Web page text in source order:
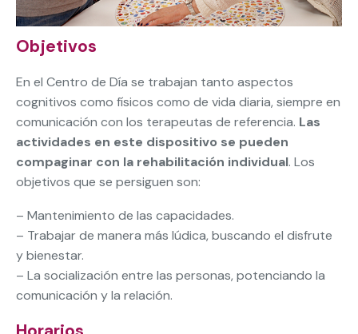
Objetivos
En el Centro de Día se trabajan tanto aspectos
cognitivos como físicos como de vida diaria, siempre en
comunicación con los terapeutas de referencia. Las
actividades en este dispositivo se pueden
compaginar con la rehabilitación individual. Los
objetivos que se persiguen son:
– Mantenimiento de las capacidades.
– Trabajar de manera más lúdica, buscando el disfrute
y bienestar.
– La socialización entre las personas, potenciando la
comunicación y la relación.